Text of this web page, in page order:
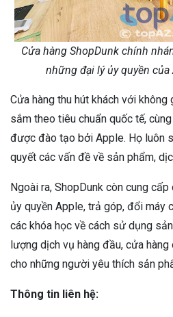
Cửa hàng ShopDunk chính
những đại lý ủy quyền
Cửa hàng thu hút khách với không
sắm theo tiêu chuẩn quốc tế,
được đào tạo bởi Apple. Họ luôn
quyết các vấn đề về sản phẩm,
Ngoài ra, ShopDunk còn cung
ủy quyền Apple, trả góp, đổi máy
các khóa học về cách sử dụng
lượng dịch vụ hàng đầu, cửa
cho những người yêu thích sản
Thông tin liên hệ: